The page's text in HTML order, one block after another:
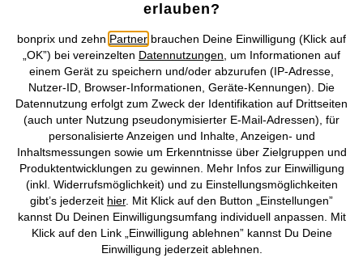
Unser Angebot
Unser Unternehmen
Topkategorien / Saisonales
Mehr von bonprix auf
Preisangaben inkl. gesetzl. MwSt. und zzgl.
erlauben?
bonprix und zehn Partner brauchen Deine Einwilligung (Klick auf
„OK”) bei vereinzelten Datennutzungen , um Informationen auf
einem Gerät zu speichern und/oder abzurufen (IP-Adresse,
Nutzer-ID, Browser-Informationen, Geräte-Kennungen). Die
Datennutzung erfolgt zum Zweck der Identifikation auf Drittseiten
(auch unter Nutzung pseudonymisierter E-Mail-Adressen), für
personalisierte Anzeigen und Inhalte, Anzeigen- und
Inhaltsmessungen sowie um Erkenntnisse über Zielgruppen und
Produktentwicklungen zu gewinnen. Mehr Infos zur Einwilligung
(inkl. Widerrufsmöglichkeit) und zu Einstellungsmöglichkeiten
gibt’s jederzeit hier. Mit Klick auf den Button „Einstellungen”
kannst Du Deinen Einwilligungsumfang individuell anpassen. Mit
Klick auf den Link „Einwilligung ablehnen” kannst Du Deine
Einwilligung jederzeit ablehnen.